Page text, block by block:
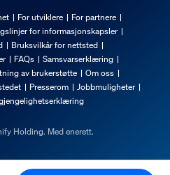
vekt
For utviklere
For partnere
for informasjonskapsler
Bruksvilkår for nettsted
FAQs
Samsvarserklæring
av brukerstøtte
Om oss
Presserom
Jobbmuligheter
Holding. Med enerett.